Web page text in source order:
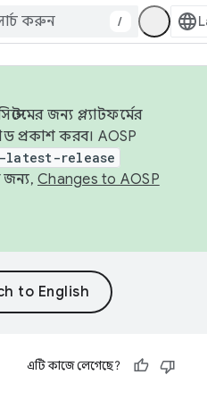
/
জন্য প্ল্যাটফর্মের
প্রকাশ করব। AOSP
latest-release
জন্য, Changes to AOSP
এটি কাজে লেগেছে?